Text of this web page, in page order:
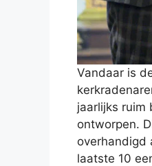
Vandaar is
jaarlijks ruim
ontworpen.
overhandigd
laatste 10